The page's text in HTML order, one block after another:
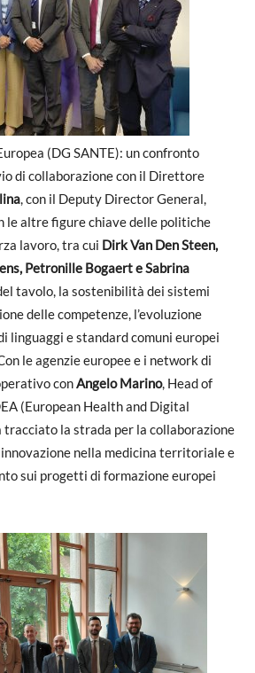
(DG SANTE): un confronto
di collaborazione con il Direttore
, con il Deputy Director General,
le altre figure chiave delle politiche
lavoro, tra cui Dirk Van Den Steen,
Petronille Bogaert e Sabrina
tavolo, la sostenibilità dei sistemi
delle competenze, l’evoluzione
linguaggi e standard comuni europei
le agenzie europee e i network di
conAngelo Marino, Head of
(European Health and Digital
tracciato la strada per la collaborazione
nella medicina territoriale e
sui progetti di formazione europei